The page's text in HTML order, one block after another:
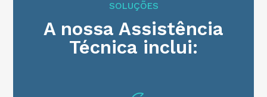
SOLUÇÕES
A nossa Assistência
Técnica inclui: